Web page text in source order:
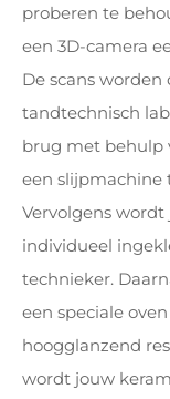
proberen te
een 3D-camera
De scans
tandtechnisch
brug met behulp
een slijpmachine
Vervolgens
individueel
technieker.
een speciale
hoogglanzend
wordt jouw